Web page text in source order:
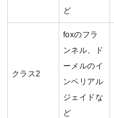
ど
クラス2
foxのフラ
ンネル、ド
ーメルのイ
ンペリアル
ジェイドな
ど